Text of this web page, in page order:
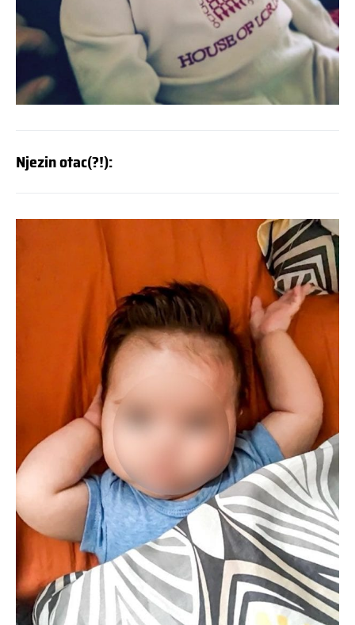
Njezin otac(?!):